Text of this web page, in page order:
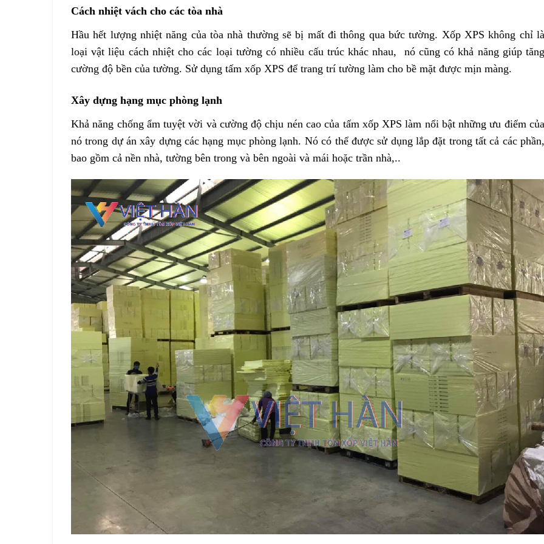
Cách nhiệt vách cho các tòa nhà
Hầu hết lượng nhiệt năng của tòa nhà thường sẽ bị mất đi thông qua bức tường. Xốp XPS không chỉ là
loại vật liệu cách nhiệt cho các loại tường có nhiều cấu trúc khác nhau, nó cũng có khả năng giúp tăng
cường độ bền của tường. Sử dụng tấm xốp XPS để trang trí tường làm cho bề mặt được mịn màng.
Xây dựng hạng mục phòng lạnh
Khả năng chống ẩm tuyệt vời và cường độ chịu nén cao của tấm xốp XPS làm nổi bật những ưu điểm của
nó trong dự án xây dựng các hạng mục phòng lạnh. Nó có thể được sử dụng lắp đặt trong tất cả các phần,
bao gồm cả nền nhà, tường bên trong và bên ngoài và mái hoặc trần nhà,..